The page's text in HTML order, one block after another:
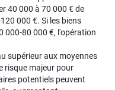
40 000 à 70 000 € de
000 €. Si les biens
000-80 000 €, l'opération
supérieur aux moyennes
risque majeur pour
potentiels peuvent